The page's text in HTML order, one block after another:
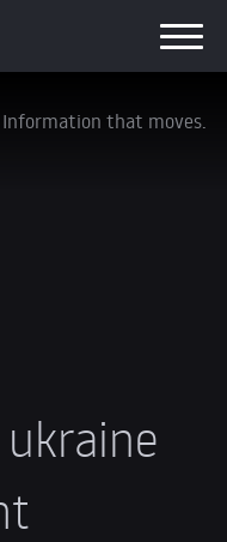
Information that moves.
ukraine